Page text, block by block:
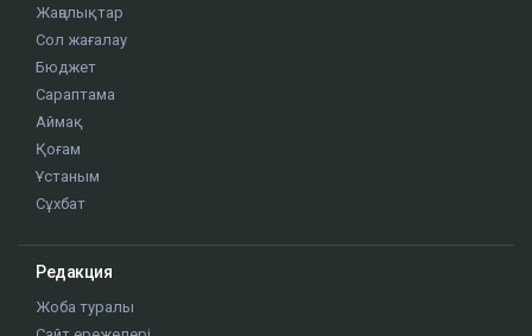
Жаңалықтар
Сол жағалау
Бюджет
Сараптама
Аймақ
Қоғам
Ұстаным
Сұхбат
Редакция
Жоба туралы